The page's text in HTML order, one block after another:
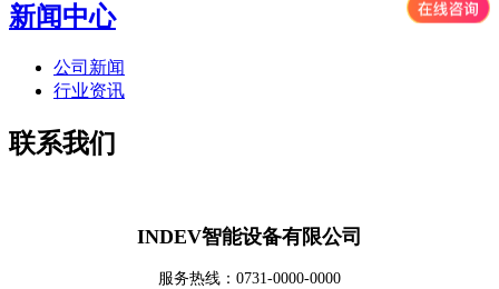
新闻中心
公司新闻
行业资讯
联系我们
INDEV智能设备有限公司
服务热线：0731-0000-0000